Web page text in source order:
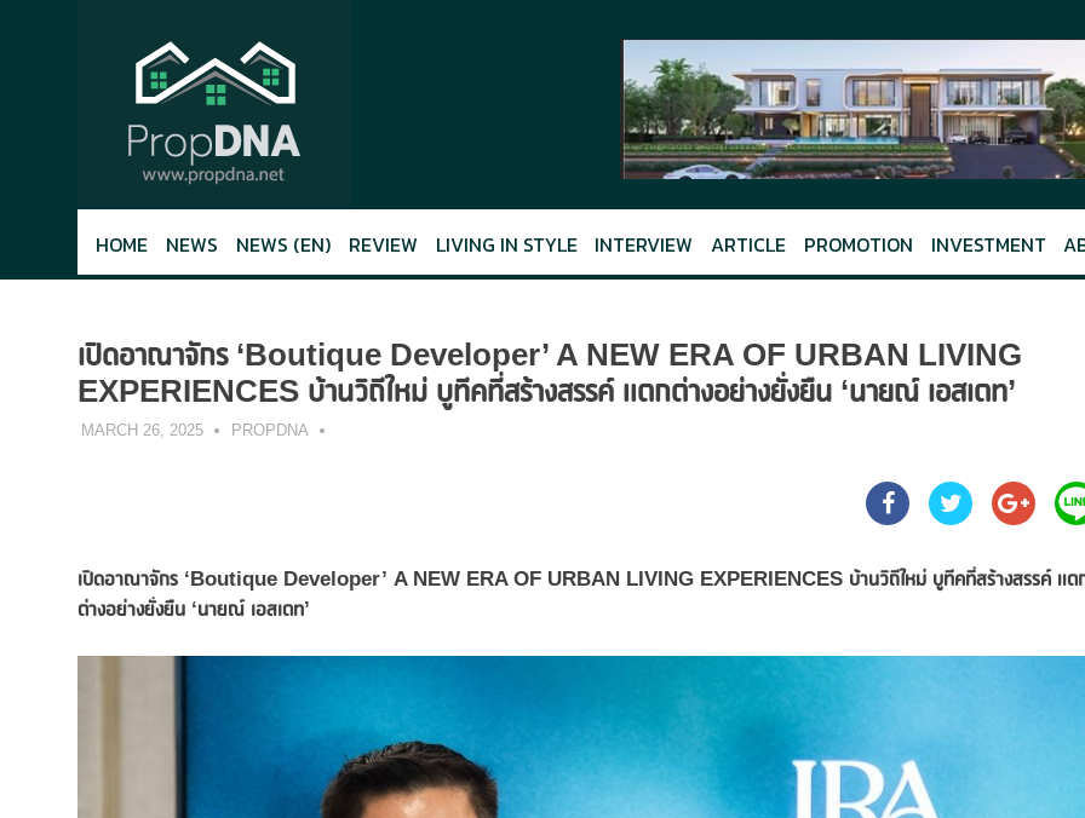
HOME NEWS NEWS (EN) REVIEW LIVING IN STYLE INTERVIEW ARTICLE PROMOTION INVESTMENT
เปิดอาณาจักร ‘Boutique Developer’ A NEW ERA OF URBAN LIVING
EXPERIENCES บ้านวิถีใหม่ บูทีคที่สร้างสรรค์ แตกต่างอย่างยั่งยืน ‘นายณ์ เอสเตท’
MARCH 26, 2025 PROPDNA
เปิดอาณาจักร ‘Boutique Developer’ A NEW ERA OF URBAN LIVING EXPERIENCES บ้านวิถีใหม่ บูทีคที่สร้างสรรค์ แต
ต่างอย่างยั่งยืน ‘นายณ์ เอสเตท’